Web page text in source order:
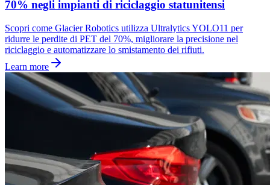
70% negli impianti di riciclaggio statunitensi
Scopri come Glacier Robotics utilizza Ultralytics YOLO11 per
ridurre le perdite di PET del 70%, migliorare la precisione nel
riciclaggio e automatizzare lo smistamento dei rifiuti.
Learn more